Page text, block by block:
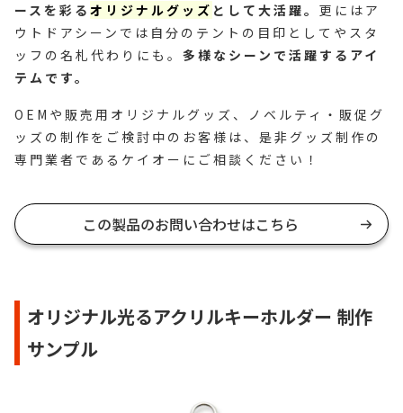
ースを彩る オリジナルグッズ として大活躍。 更にはア
ウトドアシーンでは自分のテントの目印としてやスタ
ッフの名札代わりにも。 多様なシーンで活躍するアイ
テムです。
OEMや販売用オリジナルグッズ、ノベルティ・販促グ
ッズの制作をご検討中のお客様は、是非グッズ制作の
専門業者であるケイオーにご相談ください！
この製品のお問い合わせはこちら
オリジナル光るアクリルキーホルダー 制作
サンプル